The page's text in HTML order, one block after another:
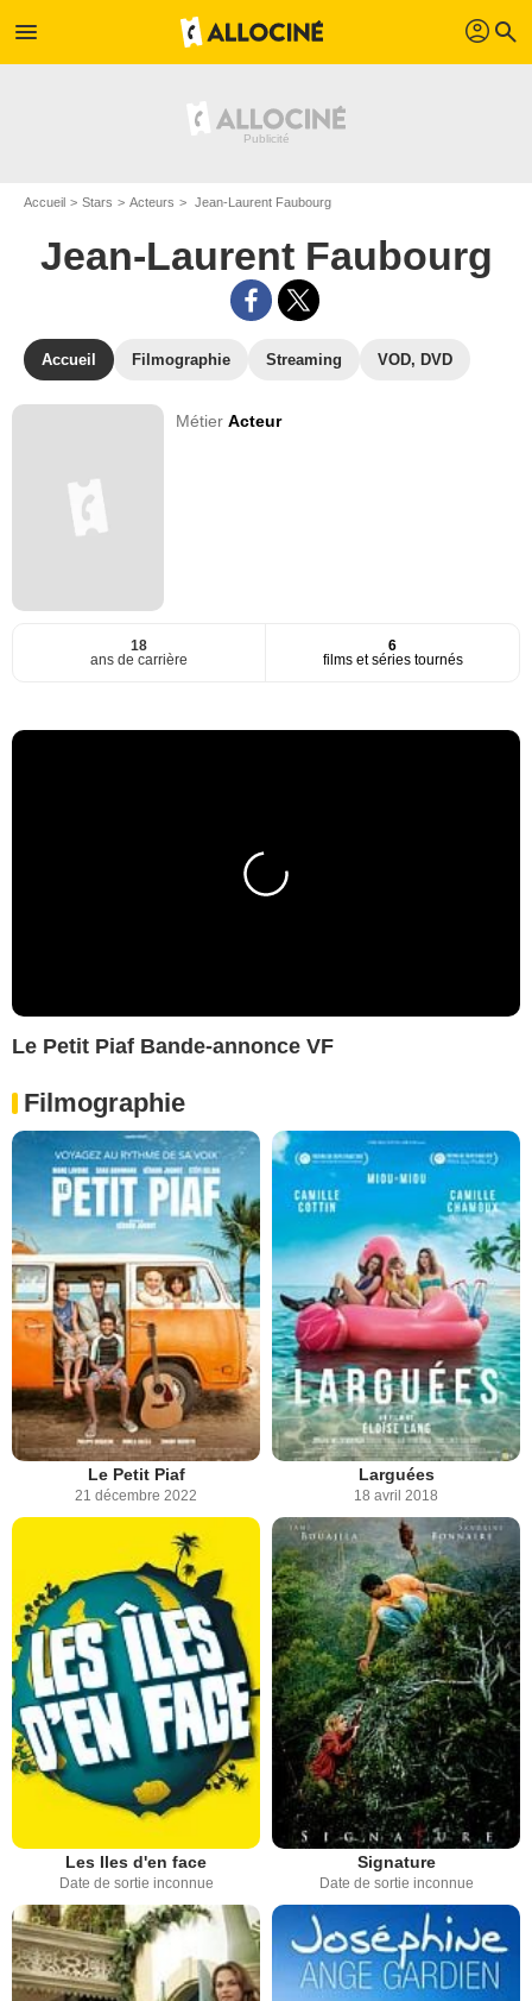
menu profil search
Accueil Stars Acteurs Jean-Laurent Faubourg
Jean-Laurent Faubourg
Accueil Filmographie Streaming VOD, DVD
MétierActeur
18
ans de carrière
6
films et séries tournés
Le Petit Piaf Bande-annonce VF
Filmographie
Le Petit Piaf
21 décembre 2022
Larguées
18 avril 2018
Les Iles d'en face
Date de sortie inconnue
Signature
Date de sortie inconnue